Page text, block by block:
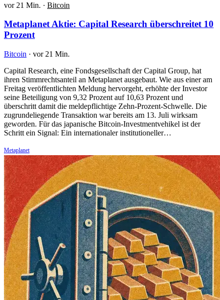
vor 21 Min. · Bitcoin
Metaplanet Aktie: Capital Research überschreitet 10
Prozent
Bitcoin · vor 21 Min.
Capital Research, eine Fondsgesellschaft der Capital Group, hat
ihren Stimmrechtsanteil an Metaplanet ausgebaut. Wie aus einer am
Freitag veröffentlichten Meldung hervorgeht, erhöhte der Investor
seine Beteiligung von 9,32 Prozent auf 10,63 Prozent und
überschritt damit die meldepflichtige Zehn-Prozent-Schwelle. Die
zugrundeliegende Transaktion war bereits am 13. Juli wirksam
geworden. Für das japanische Bitcoin-Investmentvehikel ist der
Schritt ein Signal: Ein internationaler institutioneller…
Metaplanet